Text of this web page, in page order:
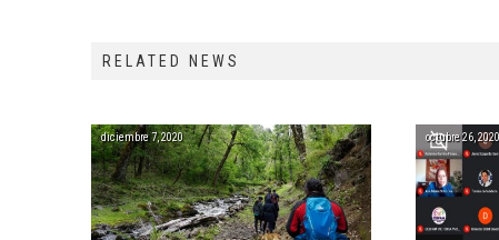
RELATED NEWS
diciembre 7, 2020 octubre 26, 2020